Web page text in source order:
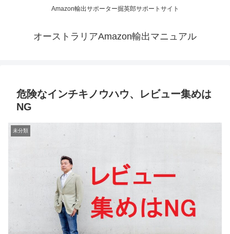
Amazon輸出サポーター掘英郎サポートサイト
オーストラリアAmazon輸出マニュアル
危険なインチキノウハウ、レビュー集めは
NG
未分類